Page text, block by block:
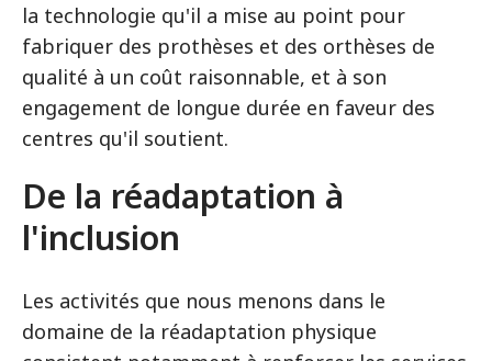
la technologie qu'il a mise au point pour
fabriquer des prothèses et des orthèses de
qualité à un coût raisonnable, et à son
engagement de longue durée en faveur des
centres qu'il soutient.
De la réadaptation à
l'inclusion
Les activités que nous menons dans le
domaine de la réadaptation physique